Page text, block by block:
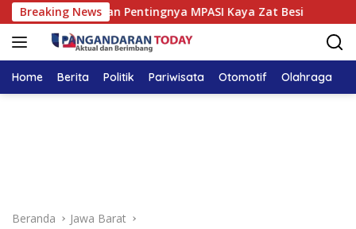
Langsung
ke
konten
Breaking News
Tekankan Pentingnya MPASI Kaya Zat Besi
Home Berita Politik Pariwisata Otomotif Olahraga
Beranda Jawa Barat